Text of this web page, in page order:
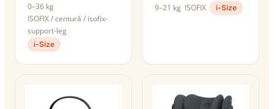
0–36 kg
ISOFIX / centură / isofix-
support-leg
i-Size
9–21 kg ISOFIX i-Size